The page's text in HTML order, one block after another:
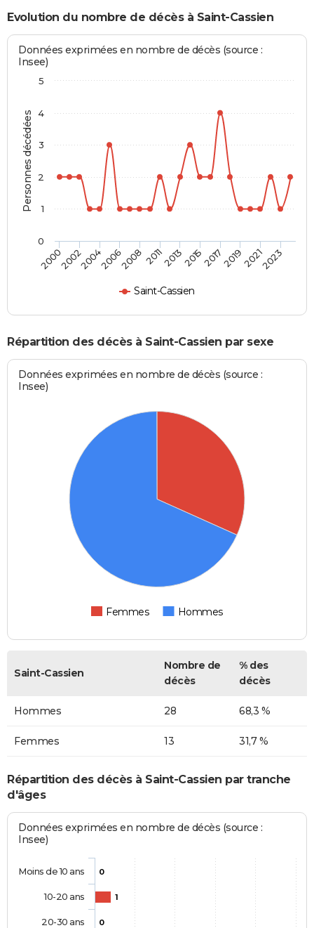
Evolution du nombre de décès à Saint-Cassien
Personnes décédées
Données exprimées en nombre de décès (source :
Insee)
Saint-Cassien
20002002200420062008 2011201320152017201920212023
0
1
2
3
4
5
Répartition des décès à Saint-Cassien par sexe
Données exprimées en nombre de décès (source :
Insee)
Femmes Hommes
Saint-Cassien
Nombre de
décès
% des
décès
Hommes 28 68,3 %
Femmes 13 31,7 %
Répartition des décès à Saint-Cassien par tranche
d'âges
Données exprimées en nombre de décès (source :
Insee)
0
1
0
Moins de 10 ans
10-20 ans
20-30 ans